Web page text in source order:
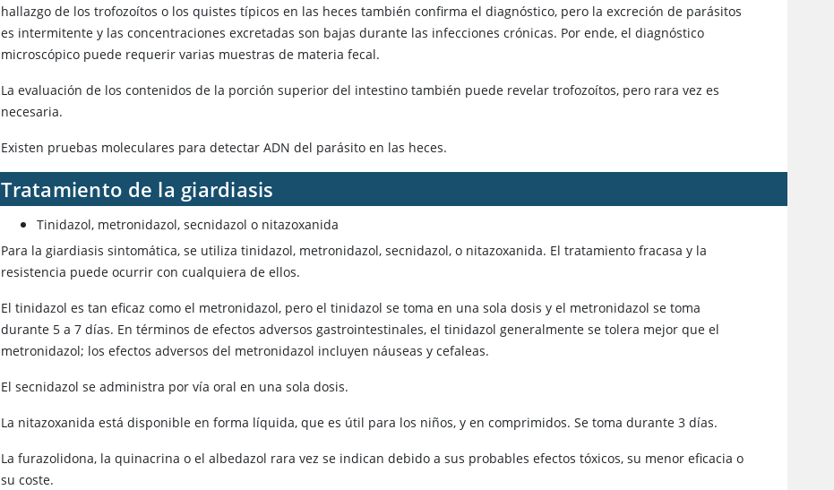
hallazgo de los trofozoítos o los quistes típicos en las heces también confirma el diagnóstico, pero la excreción de parásitos
es intermitente y las concentraciones excretadas son bajas durante las infecciones crónicas. Por ende, el diagnóstico
microscópico puede requerir varias muestras de materia fecal.
La evaluación de los contenidos de la porción superior del intestino también puede revelar trofozoítos, pero rara vez es
necesaria.
Existen pruebas moleculares para detectar ADN del parásito en las heces.
Tratamiento de la giardiasis
Tinidazol, metronidazol, secnidazol o nitazoxanida
Para la giardiasis sintomática, se utiliza tinidazol, metronidazol, secnidazol, o nitazoxanida. El tratamiento fracasa y la
resistencia puede ocurrir con cualquiera de ellos.
El tinidazol es tan eficaz como el metronidazol, pero el tinidazol se toma en una sola dosis y el metronidazol se toma
durante 5 a 7 días. En términos de efectos adversos gastrointestinales, el tinidazol generalmente se tolera mejor que el
metronidazol; los efectos adversos del metronidazol incluyen náuseas y cefaleas.
El secnidazol se administra por vía oral en una sola dosis.
La nitazoxanida está disponible en forma líquida, que es útil para los niños, y en comprimidos. Se toma durante 3 días.
La furazolidona, la quinacrina o el albedazol rara vez se indican debido a sus probables efectos tóxicos, su menor eficacia o
su coste.